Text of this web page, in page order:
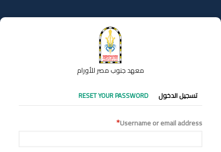
إلى
المحتوى
معهد جنوب مصر للأورام
التبويبات
الأساسية
تسجيل الدخول RESET YOUR PASSWORD
Username or email address